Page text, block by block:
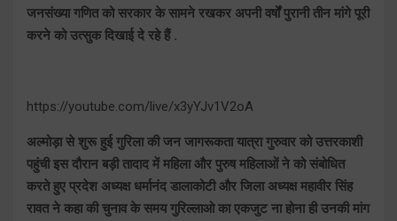
जनसंख्या गणित को सरकार के सामने रखकर अपनी वर्षों पुरानी तीन मांगे पूरी
करने को उत्सुक दिखाई दे रहे हैं .
https://youtube.com/live/x3yYJv1V2oA
अल्मोड़ा से शुरू हुई गुरिला की जन जागरूकता यात्रा गुरुवार को उत्तरकाशी
पहुंची इस दौरान बड़ी तादाद में महिला और पुरुष महिलाओं ने को संबोधित
करते हुए प्रदेश अध्यक्ष धर्मानंद डालाकोटी और जिला अध्यक्ष महावीर सिंह
रावत ने कहा की चुनाव के समय गुरिल्लाओ का एकजुट ना होना ही उनकी मांग